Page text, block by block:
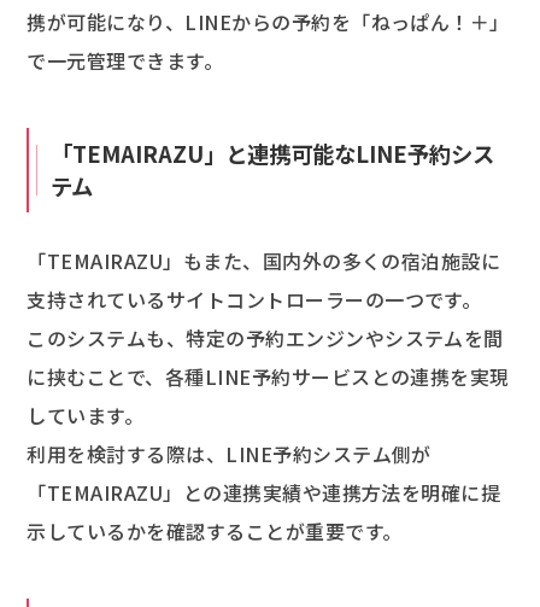
携が可能になり、LINEからの予約を「ねっぱん！＋」
で一元管理できます。
「TEMAIRAZU」と連携可能なLINE予約シス
テム
「TEMAIRAZU」もまた、国内外の多くの宿泊施設に
支持されているサイトコントローラーの一つです。
このシステムも、特定の予約エンジンやシステムを間
に挟むことで、各種LINE予約サービスとの連携を実現
しています。
利用を検討する際は、LINE予約システム側が
「TEMAIRAZU」との連携実績や連携方法を明確に提
示しているかを確認することが重要です。